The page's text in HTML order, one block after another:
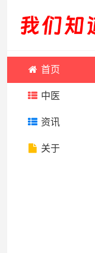
首页
中医
资讯
关于